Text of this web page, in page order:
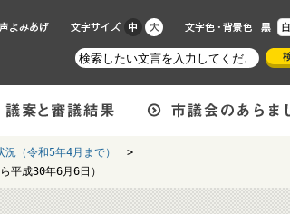
（令和5年4月まで）
>
平成30年6月6日）